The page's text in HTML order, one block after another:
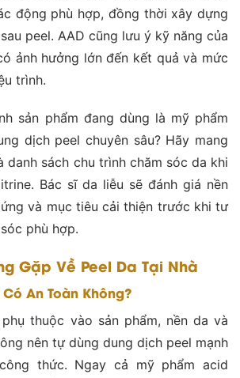
động phù hợp, đồng thời xây dựng
peel. AAD cũng lưu ý kỹ năng của
ảnh hưởng lớn đến kết quả và mức
trình.
sản phẩm đang dùng là mỹ phẩm
dịch peel chuyên sâu? Hãy mang
danh sách chu trình chăm sóc da khi
Bác sĩ da liễu sẽ đánh giá nền
và mục tiêu cải thiện trước khi tư
phù hợp.
Gặp Về Peel Da Tại Nhà
An Toàn Không?
thuộc vào sản phẩm, nền da và
nên tự dùng dung dịch peel mạnh
thức. Ngay cả mỹ phẩm acid